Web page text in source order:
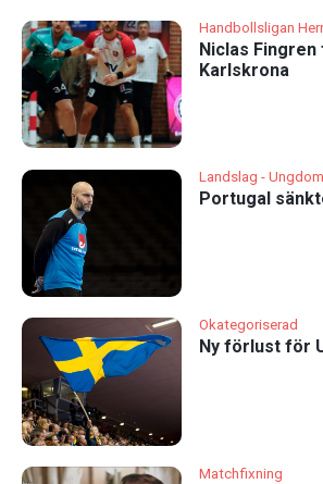
Handbollsligan Herr
Niclas
Karlskrona
Landslag - Ungdom
Portugal
Okategoriserad
Ny förlust för
Matchfixning